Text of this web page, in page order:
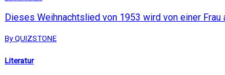
Dieses Weihnachtslied von 1953 wird von einer
By QUIZSTONE
Literatur